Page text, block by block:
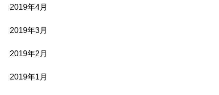
2019年4月
2019年3月
2019年2月
2019年1月